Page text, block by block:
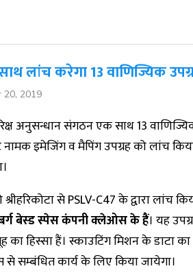
लांच करेगा 13 वाणिज्यिक
20, 2019
अनुसन्धान संगठन एक साथ 13
नामक इमेजिंग व मैपिंग उपग्रह को लांच
से PSLV-C47 के द्वारा लांच
बेस्ड स्पेस कंपनी क्लेओस के हैं। यह
का हिस्सा हैं। स्काउटिंग मिशन के डाटा का
सम्बंधित कार्य के लिए किया जायेगा।